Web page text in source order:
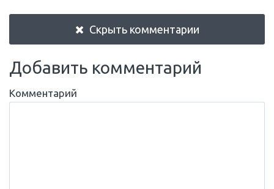
Скрыть комментарии
Добавить комментарий
Комментарий